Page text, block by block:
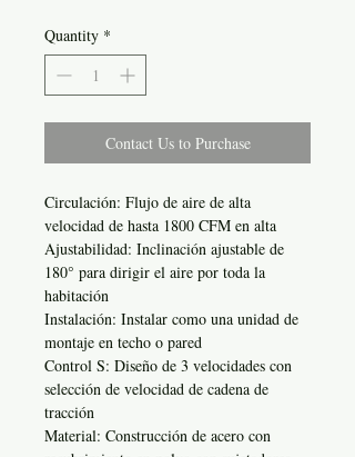
Quantity *
Contact Us to Purchase
Circulación: Flujo de aire de alta
velocidad de hasta 1800 CFM en alta
Ajustabilidad: Inclinación ajustable de
180° para dirigir el aire por toda la
habitación
Instalación: Instalar como una unidad de
montaje en techo o pared
Control S: Diseño de 3 velocidades con
selección de velocidad de cadena de
tracción
Material: Construcción de acero con